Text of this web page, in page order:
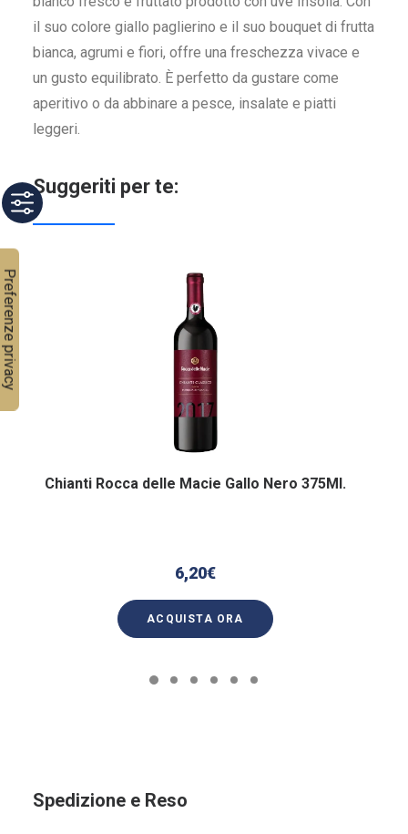
il suo colore giallo paglierino e il suo bouquet di frutta
bianca, agrumi e fiori, offre una freschezza vivace e
un gusto equilibrato. È perfetto da gustare come
aperitivo o da abbinare a pesce, insalate e piatti
leggeri.
Suggeriti per te:
Chianti Rocca delle Macie Gallo Nero 375Ml.
6,20€
ACQUISTA ORA
Spedizione e Reso